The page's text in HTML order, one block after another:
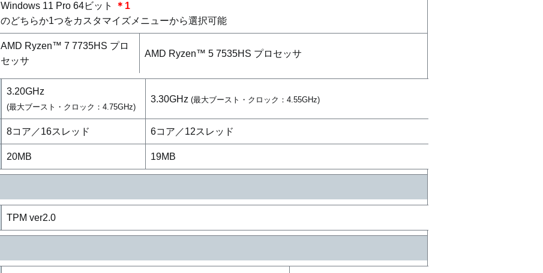
Windows 11 Pro 64ビット
＊1
のどちらか1つをカスタマイズメニューから選択可能
AMD Ryzen™ 7 7735HS プロ
セッサ
AMD Ryzen™ 5 7535HS プロセッサ
3.20GHz
(最大ブースト・クロック：4.75GHz)
3.30GHz (最大ブースト・クロック：4.55GHz)
8コア／16スレッド 6コア／12スレッド
20MB 19MB
TPM ver2.0